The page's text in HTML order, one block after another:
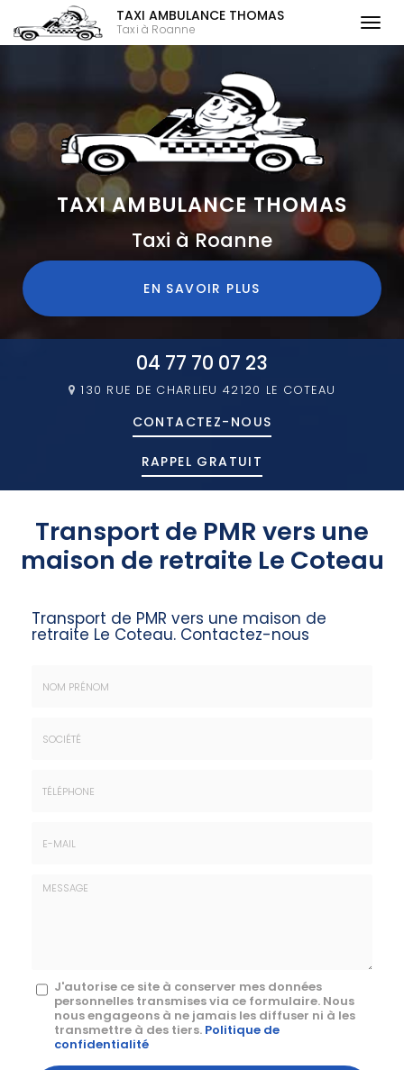
principal
TAXI AMBULANCE THOMAS
Taxi à Roanne
TAXI AMBULANCE THOMAS
Taxi à Roanne
EN SAVOIR PLUS
04 77 70 07 23
130 RUE DE CHARLIEU 42120 LE COTEAU
CONTACTEZ- NOUS
RAPPEL GRATUIT
Transport de PMR vers une
maison de retraite Le Coteau
Transport de PMR vers une maison de
retraite Le Coteau. Contactez-nous
Message
J'autorise ce site à conserver mes données
personnelles transmises via ce formulaire. Nous
nous engageons à ne jamais les diffuser ni à les
transmettre à des tiers. Politique de
confidentialité